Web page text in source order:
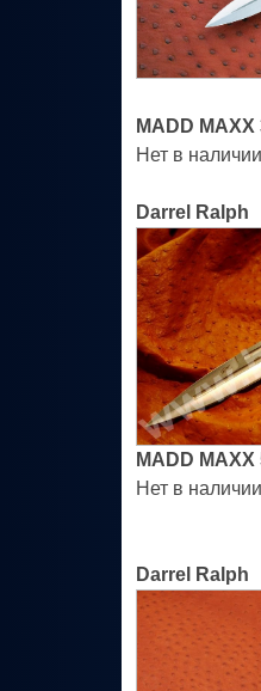
MADD
Нет в наличии
Darrel Ralph
MADD MAXX
Нет в наличии
Darrel Ralph